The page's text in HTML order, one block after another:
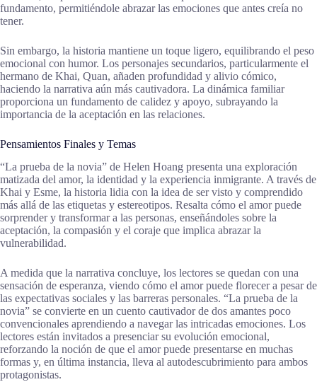
fundamento, permitiéndole abrazar las emociones que antes creía no
tener.
Sin embargo, la historia mantiene un toque ligero, equilibrando el peso
emocional con humor. Los personajes secundarios, particularmente el
hermano de Khai, Quan, añaden profundidad y alivio cómico,
haciendo la narrativa aún más cautivadora. La dinámica familiar
proporciona un fundamento de calidez y apoyo, subrayando la
importancia de la aceptación en las relaciones.
Pensamientos Finales y Temas
“La prueba de la novia” de Helen Hoang presenta una exploración
matizada del amor, la identidad y la experiencia inmigrante. A través de
Khai y Esme, la historia lidia con la idea de ser visto y comprendido
más allá de las etiquetas y estereotipos. Resalta cómo el amor puede
sorprender y transformar a las personas, enseñándoles sobre la
aceptación, la compasión y el coraje que implica abrazar la
vulnerabilidad.
A medida que la narrativa concluye, los lectores se quedan con una
sensación de esperanza, viendo cómo el amor puede florecer a pesar de
las expectativas sociales y las barreras personales. “La prueba de la
novia” se convierte en un cuento cautivador de dos amantes poco
convencionales aprendiendo a navegar las intricadas emociones. Los
lectores están invitados a presenciar su evolución emocional,
reforzando la noción de que el amor puede presentarse en muchas
formas y, en última instancia, lleva al autodescubrimiento para ambos
protagonistas.